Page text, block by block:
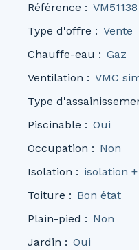
Référence : VM51138
Type d'offre : Vente
Chauffe-eau : Gaz
Ventilation : VMC
Type
Piscinable : Oui
Occupation : Non
Isolation : isolation
Toiture : Bon état
Plain-pied : Non
Jardin : Oui